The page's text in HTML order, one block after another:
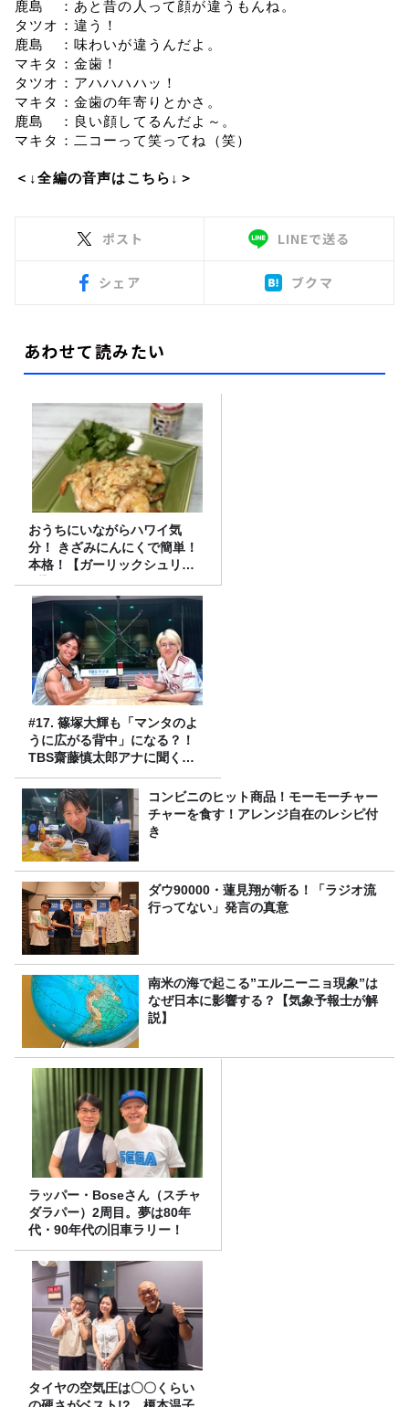
鹿島　：あと昔の人って顔が違うもんね。
タツオ：違う！
鹿島　：味わいが違うんだよ。
マキタ：金歯！
タツオ：アハハハハッ！
マキタ：金歯の年寄りとかさ。
鹿島　：良い顔してるんだよ～。
マキタ：二コーって笑ってね（笑）
＜↓全編の音声はこちら↓＞
ポスト LINEで送る
シェア ブクマ
あわせて読みたい
おうちにいながらハワイ気
分！ きざみにんにくで簡単！
本格！【ガーリックシュリン
プ】 桃屋のかんたんレシピ
#17. 篠塚大輝も「マンタのよ
うに広がる背中」になる？！
TBS齋藤慎太郎アナに聞くメ
ンズフィジークの魅力！！
コンビニのヒット商品！モーモーチャー
チャーを食す！アレンジ自在のレシピ付
き
ダウ90000・蓮見翔が斬る！「ラジオ流
行ってない」発言の真意
南米の海で起こる”エルニーニョ現象”は
なぜ日本に影響する？【気象予報士が解
説】
ラッパー・Boseさん（スチャ
ダラパー）2周目。夢は80年
代・90年代の旧車ラリー！
タイヤの空気圧は〇〇くらい